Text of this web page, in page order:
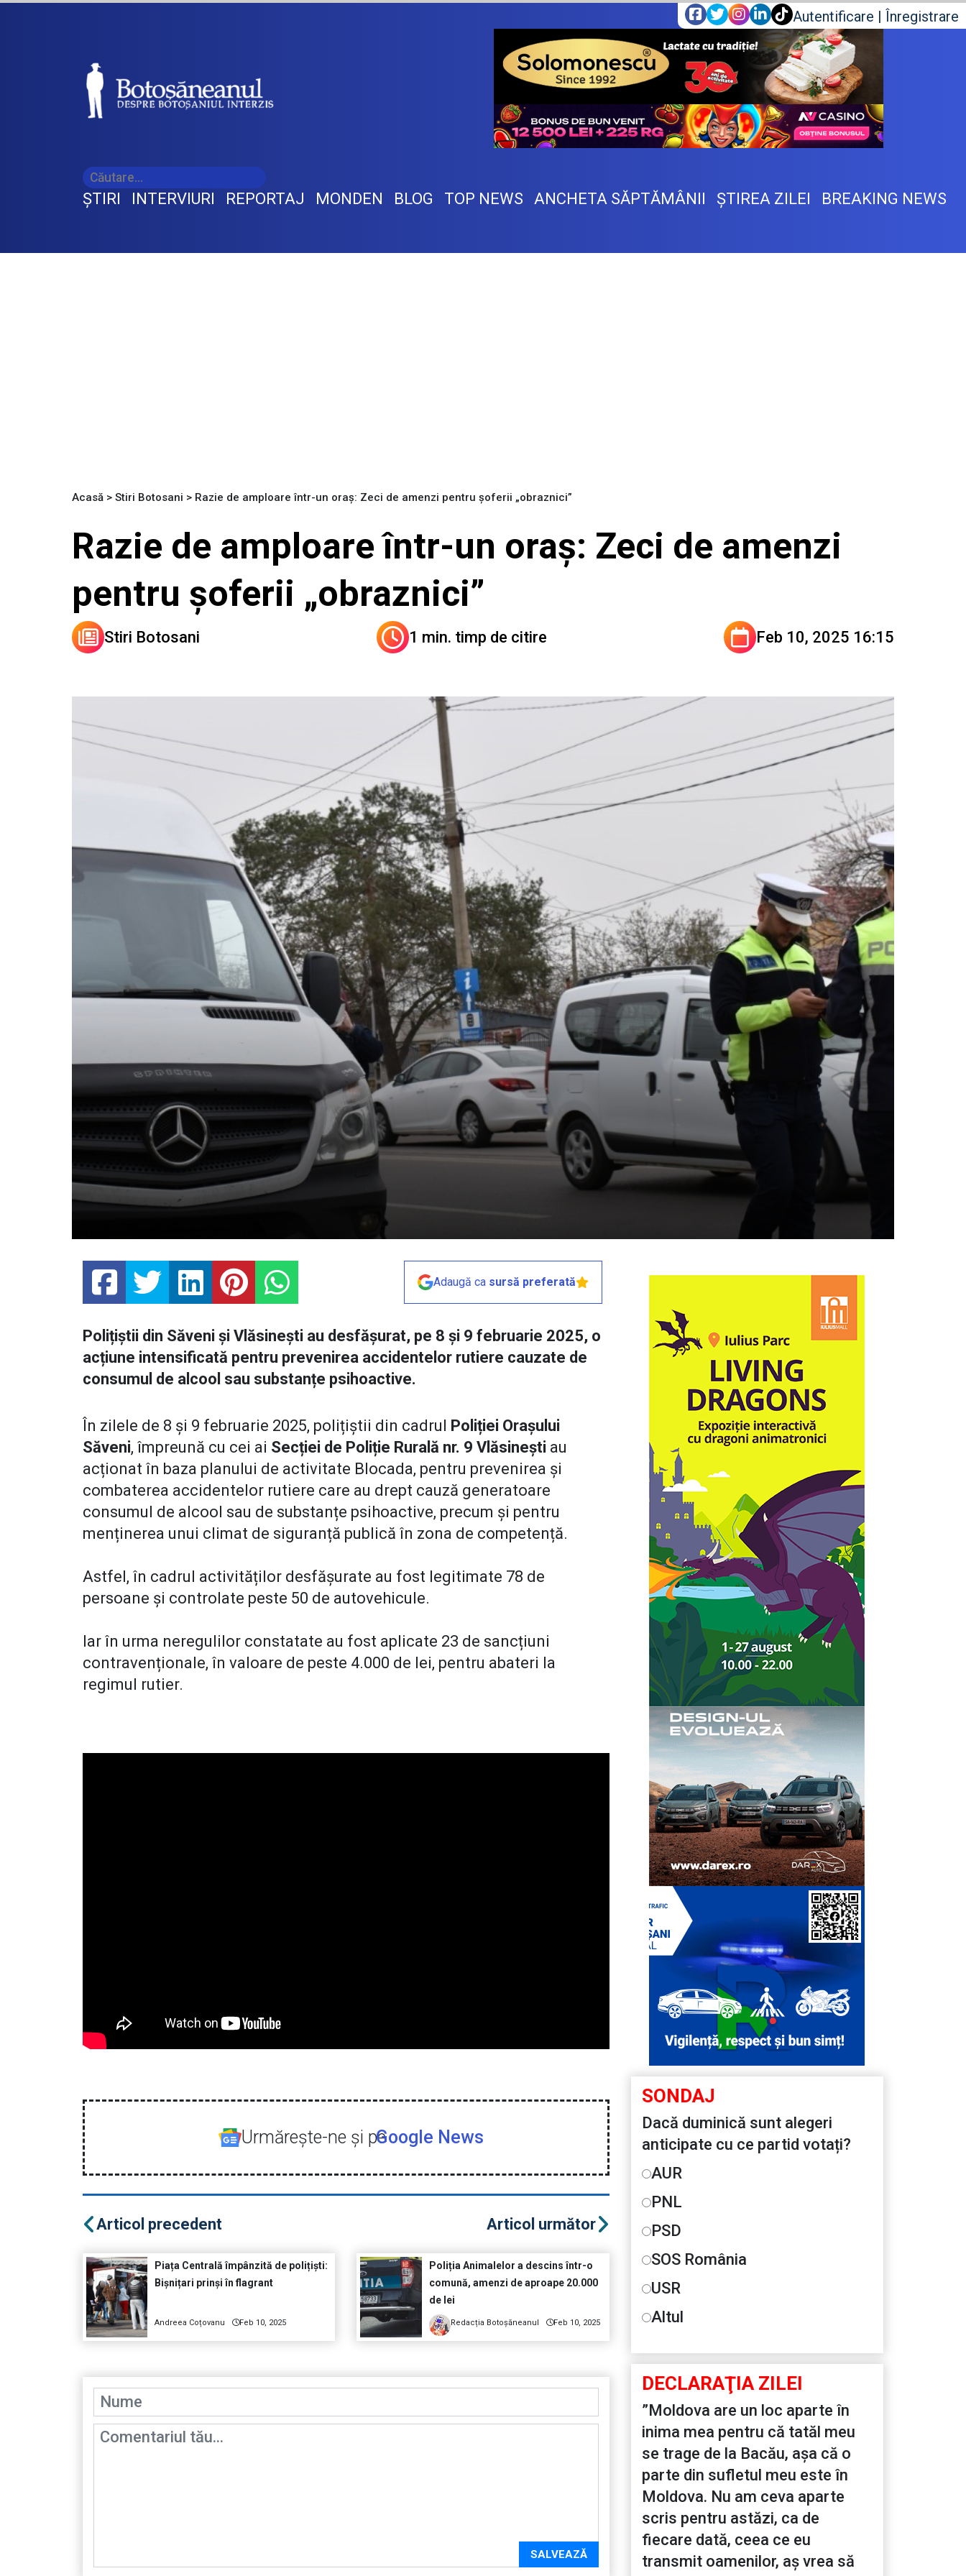
Autentificare | Înregistrare
ŞTIRI INTERVIURI REPORTAJ MONDEN BLOG TOP NEWS ANCHETA SĂPTĂMÂNII ŞTIREA ZILEI BREAKING NEWS
Acasă > Stiri Botosani > Razie de amploare într-un oraș: Zeci de amenzi pentru șoferii „obraznici”
Razie de amploare într-un oraș: Zeci de amenzi
pentru șoferii „obraznici”
Stiri Botosani 1 min. timp de citire Feb 10, 2025 16:15
Adaugă ca sursă preferată
Polițiștii din Săveni și Vlăsinești au desfășurat, pe 8 și 9 februarie 2025, o
acțiune intensificată pentru prevenirea accidentelor rutiere cauzate de
consumul de alcool sau substanțe psihoactive.
În zilele de 8 și 9 februarie 2025, polițiștii din cadrul
Poliției Orașului
Săveni, împreună cu cei ai Secției de Poliție Rurală nr. 9 Vlăsinești au
acționat în baza planului de activitate Blocada, pentru prevenirea și
combaterea accidentelor rutiere care au drept cauză generatoare
consumul de alcool sau de substanțe psihoactive, precum și pentru
menținerea unui climat de siguranță publică în zona de competență.
Astfel, în cadrul activităților desfășurate au fost legitimate 78 de
persoane și controlate peste 50 de autovehicule.
Iar în urma neregulilor constatate au fost aplicate 23 de sancțiuni
contravenționale, în valoare de peste 4.000 de lei, pentru abateri la
regimul rutier.
Urmăreşte-ne şi peGoogle News
Articol precedent
Piața Centrală împânzită de polițiști:
Bișnițari prinși în flagrant
Andreea Coțovanu Feb 10, 2025
Articol următor
Poliția Animalelor a descins într-o
comună, amenzi de aproape 20.000
de lei
Redacția Botoșăneanul Feb 10, 2025
SALVEAZĂ
SONDAJ
Dacă duminică sunt alegeri
anticipate cu ce partid votați?
AUR
PNL
PSD
SOS România
USR
Altul
DECLARAŢIA ZILEI
”Moldova are un loc aparte în
inima mea pentru că tatăl meu
se trage de la Bacău, așa că o
parte din sufletul meu este în
Moldova. Nu am ceva aparte
scris pentru astăzi, ca de
fiecare dată, ceea ce eu
transmit oamenilor, aș vrea să